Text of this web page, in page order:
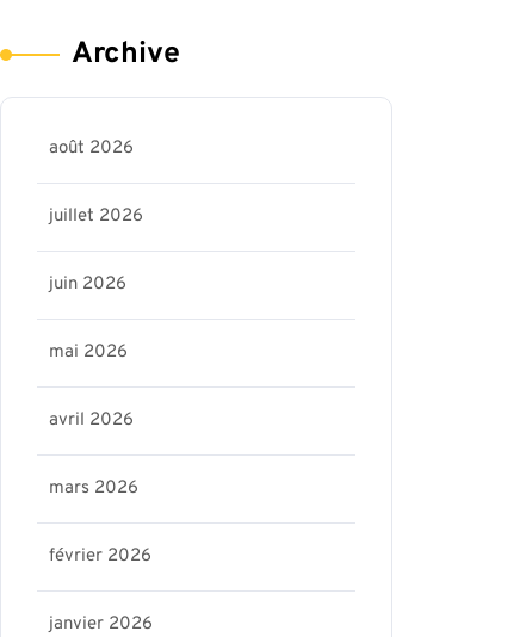
Archive
août 2026
juillet 2026
juin 2026
mai 2026
avril 2026
mars 2026
février 2026
janvier 2026